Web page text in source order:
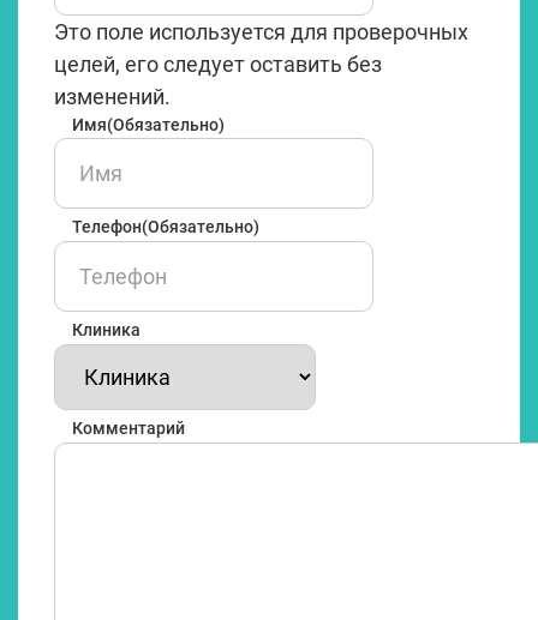
Это поле используется для проверочных
целей, его следует оставить без
изменений.
Имя(Обязательно)
Имя
Телефон(Обязательно)
Клиника
Комментарий